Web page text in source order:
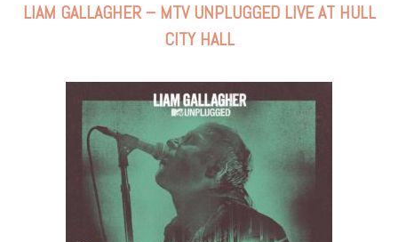
LIAM GALLAGHER – MTV UNPLUGGED LIVE AT HULL
CITY HALL